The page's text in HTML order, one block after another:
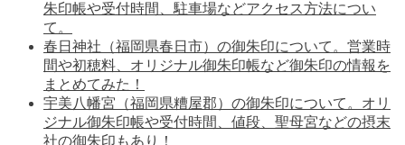
朱印帳や受付時間、駐車場などアクセス方法につい
て。
春日神社（福岡県春日市）の御朱印について。営業時
間や初穂料、オリジナル御朱印帳など御朱印の情報を
まとめてみた！
宇美八幡宮（福岡県糟屋郡）の御朱印について。オリ
ジナル御朱印帳や受付時間、値段、聖母宮などの摂末
社の御朱印もあり！